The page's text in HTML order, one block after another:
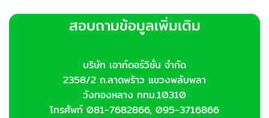
สอบถามข้อมูลเพิ่มเติม
บริษัท เอาท์ดอร์วิชั่น จำกัด
2358/2 ถ.ลาดพร้าว แขวงพลับพลา
วังทองหลาง กทม.10310
โทรศัพท์ 081-7682866, 095-3716866